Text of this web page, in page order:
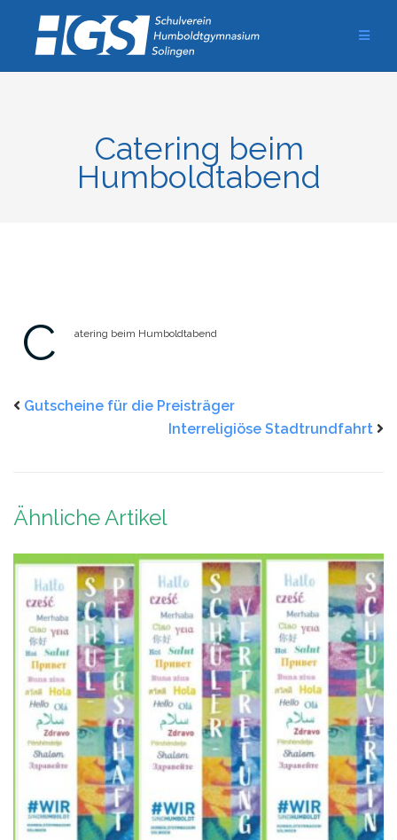
Inhalt
springen
Catering beim
Humboldtabend
C atering beim Humboldtabend
Gutscheine für die Preisträger
Interreligiöse Stadtrundfahrt
Ähnliche Artikel